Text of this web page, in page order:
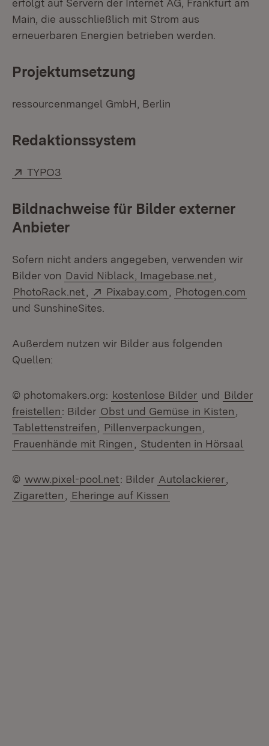
erfolgt auf Servern der Internet AG, Frankfurt am
Main, die ausschließlich mit Strom aus
erneuerbaren Energien betrieben werden.
Projektumsetzung
ressourcenmangel GmbH, Berlin
Redaktionssystem
Extern:
TYPO3
Bildnachweise für Bilder externer
Anbieter
Sofern nicht anders angegeben, verwenden wir
Bilder von David Niblack, Imagebase.net
PhotoRack.net
Extern:
Pixabay.com (Öffnet in neuem
Photogen.com
und SunshineSites.
Außerdem nutzen wir Bilder aus folgenden
Quellen:
© photomakers.org: kostenlose Bilder und Bilder
freistellen: Bilder Obst und Gemüse in Kisten
Tablettenstreifen
Pillenverpackungen
Frauenhände mit Ringen
Studenten in Hörsaal
© www.pixel-pool.net: Bilder Autolackierer
Zigaretten
Eheringe auf Kissen